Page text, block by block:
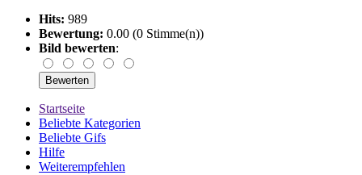
Hits: 989
Bewertung: 0.00 (0 Stimme(n))
Bild bewerten:
Startseite
Beliebte Kategorien
Beliebte Gifs
Hilfe
Weiterempfehlen